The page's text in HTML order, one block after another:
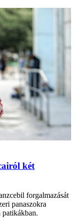
két
forgalmazását
panaszokra
patikákban.